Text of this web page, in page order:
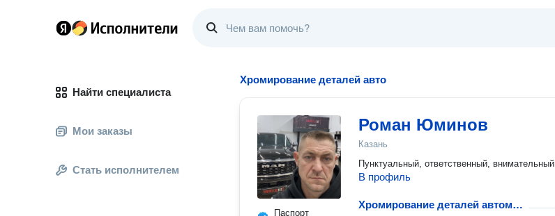
Найти специалиста
Мои заказы
Стать исполнителем
Хромирование деталей авто
Паспорт
Роман Юминов
Казань
Пунктуальный, ответственный, внимательный
В профиль
Хромирование деталей автомобиля